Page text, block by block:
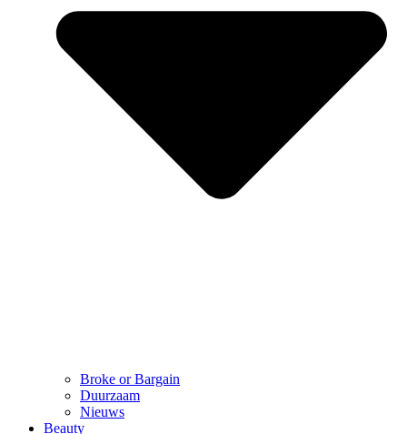
Broke or Bargain
Duurzaam
Nieuws
Beauty